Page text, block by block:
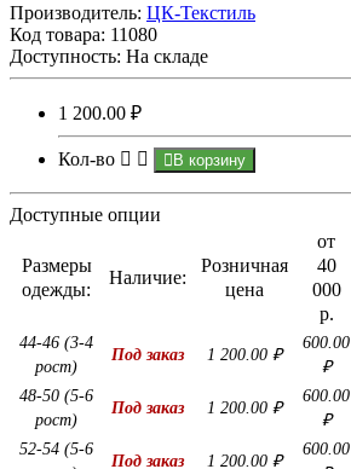
Производитель: ЦК-Текстиль
Код товара: 11080
Доступность: На складе
1 200.00 ₽
Кол-во В корзину
Доступные опции
Размеры
одежды:
Наличие:
Розничная
цена
от
40
000
р.
44-46 (3-4
рост)
Под заказ 1 200.00 ₽
600.00
₽
48-50 (5-6
рост)
Под заказ 1 200.00 ₽
600.00
₽
52-54 (5-6
Под заказ 1 200.00 ₽
600.00